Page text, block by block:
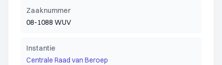
Zaaknummer
08-1088 WUV
Instantie
Centrale Raad van Beroep